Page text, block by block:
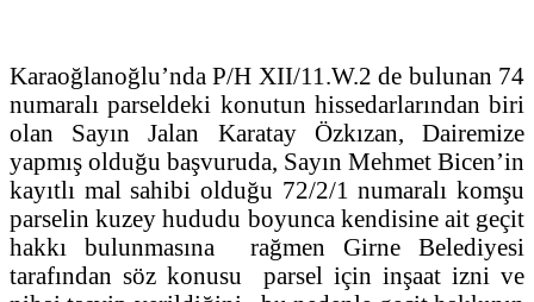
Karaoğlanoğlu’nda P/H XII/11.W.2 de bulunan 74
numaralı parseldeki konutun hissedarlarından biri
olan Sayın Jalan Karatay Özkızan, Dairemize
yapmış olduğu başvuruda, Sayın Mehmet Bicen’in
kayıtlı mal sahibi olduğu 72/2/1 numaralı komşu
parselin kuzey hududu boyunca kendisine ait geçit
hakkı bulunmasına rağmen Girne Belediyesi
tarafından söz konusu parsel için inşaat izni ve